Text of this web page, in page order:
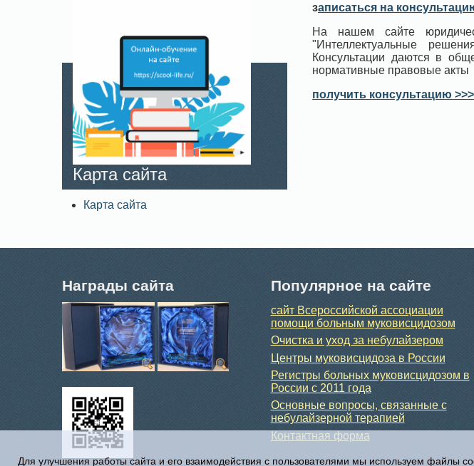
записаться на
На нашем сайте
"Интеллектуальные
Консультации даются в
нормативные правовые акты
получить консультацию >>>
Карта сайта
Карта сайта
Награды сайта Популярное на сайте
сайт Всероссийской ассоциации
помощи больным муковисцидозом
Очистка и уход за небулайзером
Центры муковисцидоза в России
Регистры больных муковисцидозом в
России с 2011 года
Основные вопросы, связанные с
небулайзерной терапией
Контактная форма
Для улучшения работы сайта и его взаимодействия с пользователями мы используем файлы